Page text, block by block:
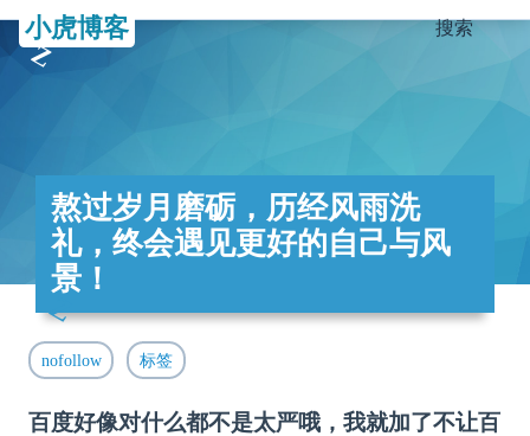
小虎博客 搜索
熬过岁月磨砺，历经风雨洗
礼，终会遇见更好的自己与风
景！
nofollow 标签
百度好像对什么都不是太严哦，我就加了不让百